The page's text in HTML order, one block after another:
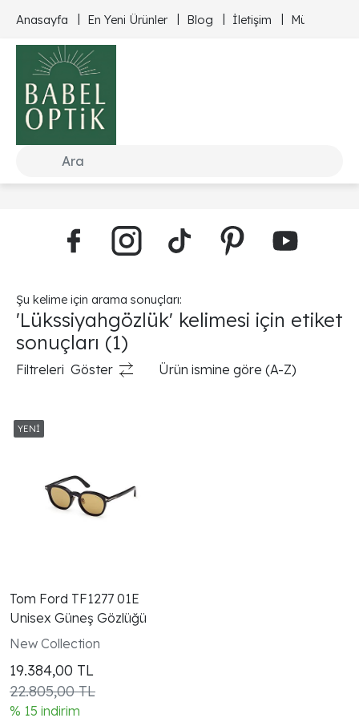
Anasayfa En Yeni Ürünler Blog İletişim Müşteri
Şu kelime için arama sonuçları:
'Lükssiyahgözlük' kelimesi için etiket
sonuçları (1)
Filtreleri Göster Ürün ismine göre (A-Z)
Tom Ford TF1277 01E
Unisex Güneş Gözlüğü
New Collection
19.384,00 TL
22.805,00 TL
% 15 indirim